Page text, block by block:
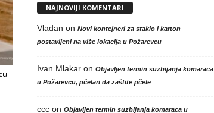
NAJNOVIJI KOMENTARI
Vladan on Novi kontejneri za staklo i karton
postavljeni na više lokacija u Požarevcu
Ivan Mlakaron Objavljen termin suzbijanja komaraca
u Požarevcu, pčelari da zaštite pčele
cccon Objavljen termin suzbijanja komaraca u